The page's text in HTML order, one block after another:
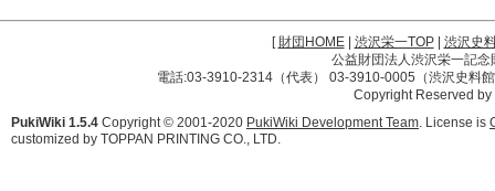
[財団HOME| 渋沢栄一TOP| 渋沢史
公益財団法人渋沢栄一記
電話:03-3910-2314（代表） 03-3910-0005（渋沢史料
Copyright Reserved
PukiWiki 1.5.4 Copyright © 2001-2020 PukiWiki Development Team. License is
customized by TOPPAN PRINTING CO., LTD.